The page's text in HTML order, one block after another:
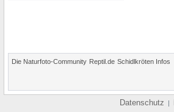
Die Naturfoto-Community Reptil.de Schidlkröten Infos
Datenschutz |